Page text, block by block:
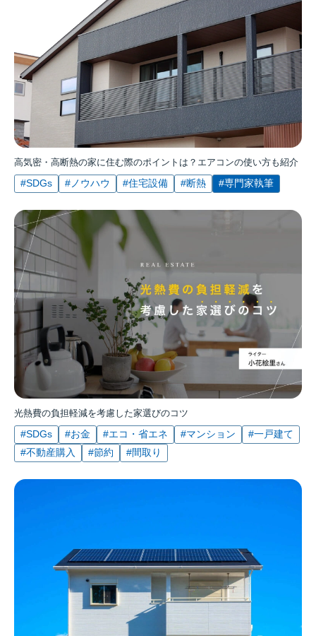
高気密・高断熱の家に住む際のポイントは？エアコンの使い方も紹介
#SDGs #ノウハウ #住宅設備 #断熱 #専門家執筆
光熱費の負担軽減を考慮した家選びのコツ
#SDGs #お金 #エコ・省エネ #マンション
#一戸建て
#不動産購入
#節約 #間取り